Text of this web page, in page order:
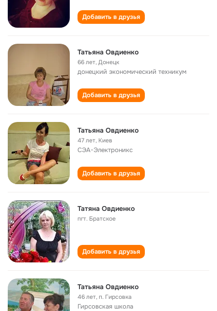
Добавить в друзья
Татьяна Овдиенко
66 лет,Донецк
донецкий экономический техникум
Добавить в друзья
Татьяна Овдиенко
47 лет, Киев
СЭА-Электроникс
Добавить в друзья
Татяна Овдиенко
пгт. Братское
Добавить в друзья
Татьяна Овдиенко
46 лет,п. Гирсовка
Гирсовская школа